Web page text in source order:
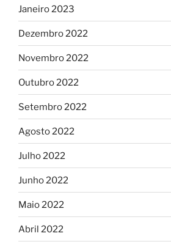
Janeiro 2023
Dezembro 2022
Novembro 2022
Outubro 2022
Setembro 2022
Agosto 2022
Julho 2022
Junho 2022
Maio 2022
Abril 2022